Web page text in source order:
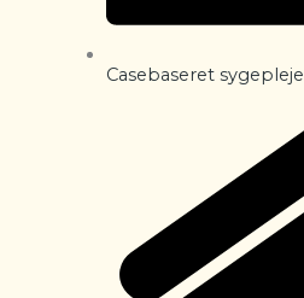
Casebaseret sygepleje